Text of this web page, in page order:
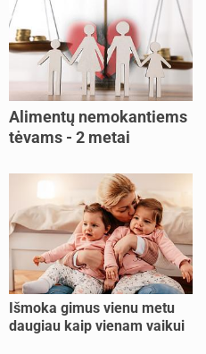
Alimentų nemokantiems
tėvams - 2 metai
Išmoka gimus vienu metu
daugiau kaip vienam vaikui